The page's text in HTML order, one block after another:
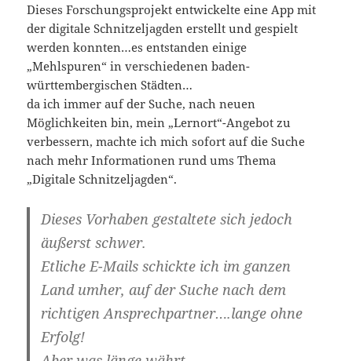
Dieses Forschungsprojekt entwickelte eine App mit
der digitale Schnitzeljagden erstellt und gespielt
werden konnten…es entstanden einige
„Mehlspuren“ in verschiedenen baden-
württembergischen Städten…
da ich immer auf der Suche, nach neuen
Möglichkeiten bin, mein „Lernort“-Angebot zu
verbessern, machte ich mich sofort auf die Suche
nach mehr Informationen rund ums Thema
„Digitale Schnitzeljagden“.
Dieses Vorhaben gestaltete sich jedoch
äußerst schwer.
Etliche E-Mails schickte ich im ganzen
Land umher, auf der Suche nach dem
richtigen Ansprechpartner….lange ohne
Erfolg!